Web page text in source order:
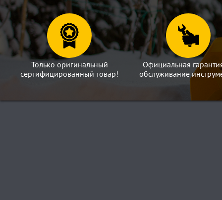
Только оригинальный
сертифицированный товар!
Официальная
обслуживание